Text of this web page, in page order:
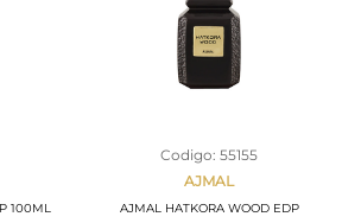
100ML
Codigo: 55155
AJMAL
AJMAL HATKORA WOOD EDP